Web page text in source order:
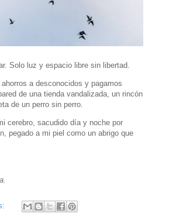
Solo luz y espacio libre sin libertad.
a desconocidos y pagamos
de una tienda vandalizada, un rincón
de un perro sin perro.
cerebro, sacudido día y noche por
pegado a mi piel como un abrigo que